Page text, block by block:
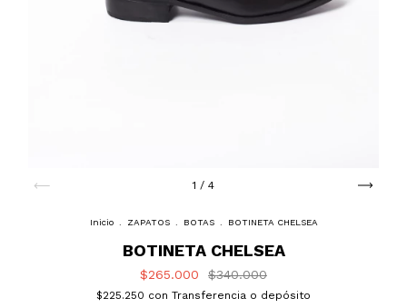
1 / 4
Inicio . ZAPATOS . BOTAS . BOTINETA CHELSEA
BOTINETA CHELSEA
$265.000 $340.000
$225.250 con Transferencia o depósito